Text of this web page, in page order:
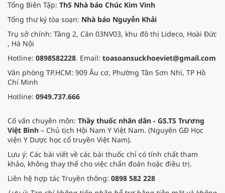
Tổng Biên Tập: ThS Nhà báo Chúc Kim Vinh
Tổng thư ký tòa soạn: Nhà báo Nguyễn Khải
Trụ sở chính: Tầng 2, Căn 03NV03, khu đô thị Lideco, Hoài Đức
, Hà Nội
Hotline: 0898582228. Email: toasoansuckhoeviet@gmail.com
Văn phòng TP.HCM: 909 Âu cơ, Phường Tân Sơn Nhì, TP Hồ
Chí Minh
Hotline: 0949.737.666
Cố vấn chuyên môn: Thầy thuốc nhân dân - GS.TS Trương
Việt Bình – Chủ tịch Hội Nam Y Việt Nam. (Nguyên GĐ Học
viện Y Dược học cổ truyền Việt Nam).
Lưu ý: Các bài viết về các bài thuốc chỉ có tính chất tham
khảo, không thay thế cho việc chẩn đoán hoặc điều trị.
Liên hệ hợp tác Truyền thông: 0898 582 228